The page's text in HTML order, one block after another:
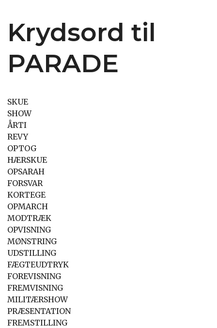
Krydsord til
PARADE
SKUE
SHOW
ÅRTI
REVY
OPTOG
HÆRSKUE
OPSARAH
FORSVAR
KORTEGE
OPMARCH
MODTRÆK
OPVISNING
MØNSTRING
UDSTILLING
FÆGTEUDTRYK
FOREVISNING
FREMVISNING
MILITÆRSHOW
PRÆSENTATION
FREMSTILLING